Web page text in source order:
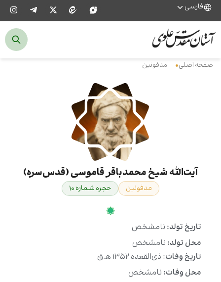
فارسی
صفحه اصلی مدفونین
آیت‌الله شیخ محمدباقر قاموسی (قدس‌سره)
مدفونین حجره شماره ۱۰
تاریخ تولد: نامشخص
محل تولد: نامشخص
تاریخ وفات: ذی‌القعده ۱۳۵۲ ه‍.ق
محل وفات: نامشخص